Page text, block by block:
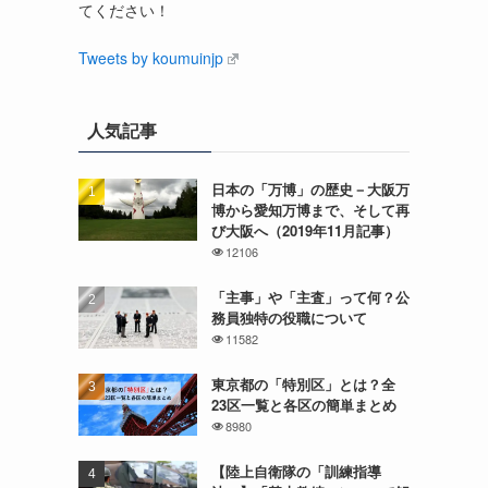
てください！
Tweets by koumuinjp
人気記事
日本の「万博」の歴史－大阪万
博から愛知万博まで、そして再
び大阪へ（2019年11月記事）
12106
「主事」や「主査」って何？公
務員独特の役職について
11582
東京都の「特別区」とは？全
23区一覧と各区の簡単まとめ
8980
【陸上自衛隊の「訓練指導